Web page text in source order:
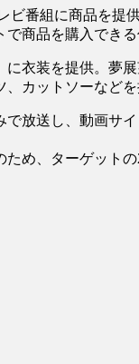
番組に商品を提
商品を購入できる
衣装を提供。夢
カットソーなど
放送し、動画サ
め、ターゲット